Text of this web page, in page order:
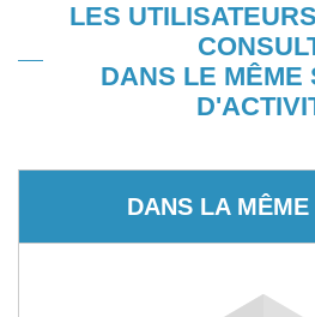
LES
DANS LE MÊME
DANS LA